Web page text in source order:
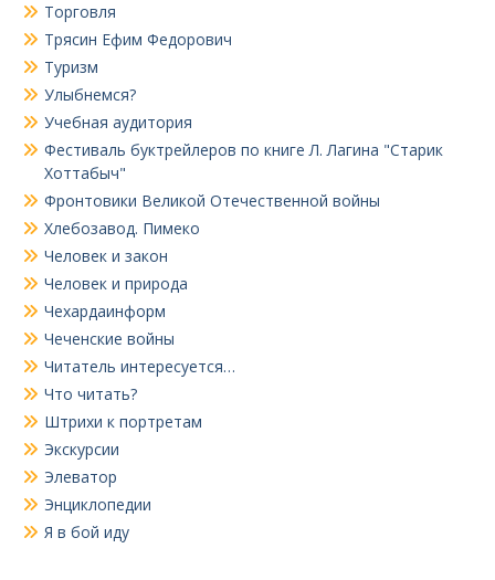
Торговля
Трясин Ефим Федорович
Туризм
Улыбнемся?
Учебная аудитория
Фестиваль буктрейлеров по книге Л. Лагина "Старик
Хоттабыч"
Фронтовики Великой Отечественной войны
Хлебозавод. Пимеко
Человек и закон
Человек и природа
Чехардаинформ
Чеченские войны
Читатель интересуется…
Что читать?
Штрихи к портретам
Экскурсии
Элеватор
Энциклопедии
Я в бой иду